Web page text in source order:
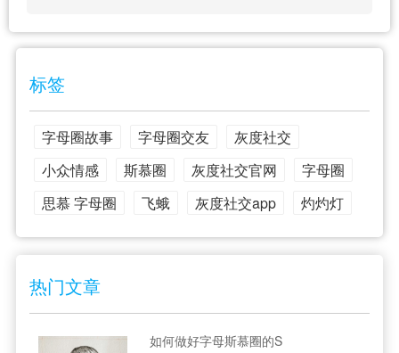
标签
字母圈故事 字母圈交友
灰度社交
小众情感
斯慕圈 灰度社交官网
字母圈
思慕 字母圈
飞蛾 灰度社交app 灼灼灯
热门文章
如何做好字母斯慕圈的S